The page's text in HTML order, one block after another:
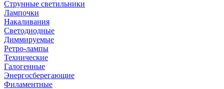
Струнные светильники
Лампочки
Накаливания
Светодиодные
Диммируемые
Ретро-лампы
Технические
Галогенные
Энергосберегающие
Филаментные